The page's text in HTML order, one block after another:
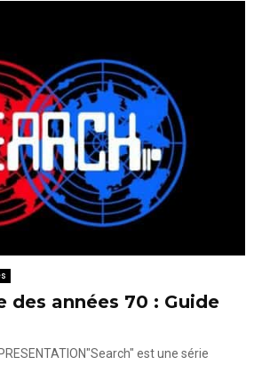
des années 70 : Guide
est une série